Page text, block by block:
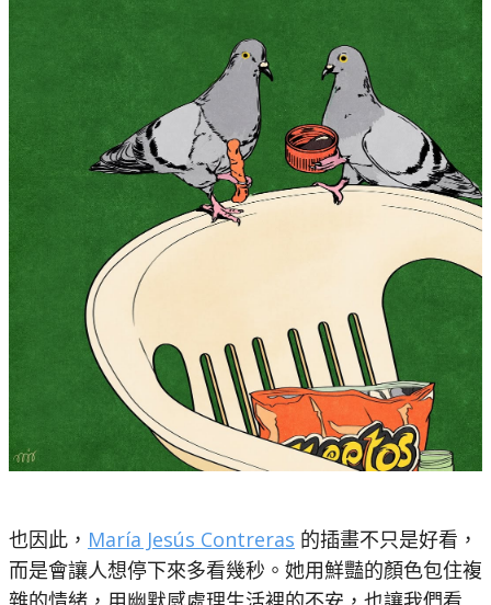
也因此， María Jesús Contreras 的插畫不只是好看，
而是會讓人想停下來多看幾秒。她用鮮豔的顏色包住複